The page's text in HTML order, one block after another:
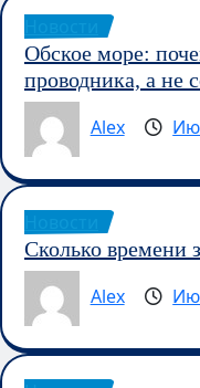
Обское море:
проводника, а не
Alex
Сколько времени
Alex